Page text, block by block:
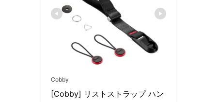
Cobby
[Cobby] リストストラップ ハン